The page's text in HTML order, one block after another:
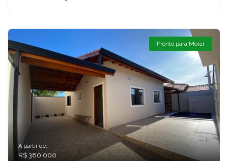
Pronto para Morar
A partir de:
R$ 380.000